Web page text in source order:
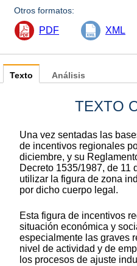
Otros formatos:
PDF XML
Texto
TEXTO
Una vez sentadas las
de incentivos regionales
diciembre, y su
Decreto 1535/1987, de 11
utilizar la figura de zona
por dicho cuerpo legal.
Esta figura de incentivos
situación económica y
especialmente las graves
nivel de actividad y de
los procesos de ajuste
Análisis